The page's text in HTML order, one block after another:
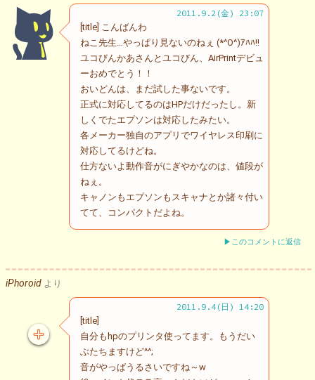
2011.9.2(金) 23:07
[title] こんばんわ
ねこ先生…やっぱり見ないのねぇ (*^O^)ｱﾊﾊ!!
ユコびんかあさんとユコびん、AirPrintデビュ
ーおめでとう！！
おいどんは、まだ試した事ないです。
正式に対応してるのはHPだけだったし。新
しくでたエプソンは対応したみたい。
各メーカー独自のアプリでワイヤレス印刷に
対応してるけどね。
仕方ないよ動作音がにぎやかなのは、値段が
ねぇ。
キャノンもエプソンもスキャナとか諸々付い
てて、コンパクトだよね。
▶このコメントに返信
iPhoroid より
2011.9.4(日) 14:20
[title]
自分もhpのプリンタ使ってます。もうだい
ぶたちますけど^^;
音がやっぱうるさいですね～w